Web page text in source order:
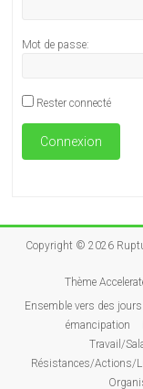
Mot de passe:
Rester connecté
Connexion
Copyright © 2026
Thème
Ensemble vers des
émancipation
Travail/
Résistances/Actions/